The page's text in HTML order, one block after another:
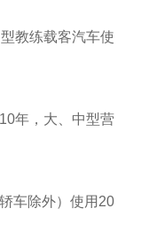
教练载客汽车使
年，大、中型营
车除外）使用20